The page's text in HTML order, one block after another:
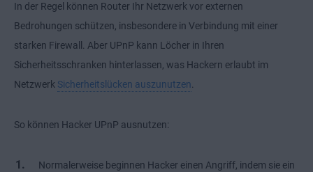
In der Regel können Router Ihr Netzwerk vor externen
Bedrohungen schützen, insbesondere in Verbindung mit einer
starken Firewall. Aber UPnP kann Löcher in Ihren
Sicherheitsschranken hinterlassen, was Hackern erlaubt im
Netzwerk Sicherheitslücken auszunutzen.
So können Hacker UPnP ausnutzen:
Normalerweise beginnen Hacker einen Angriff, indem sie ein